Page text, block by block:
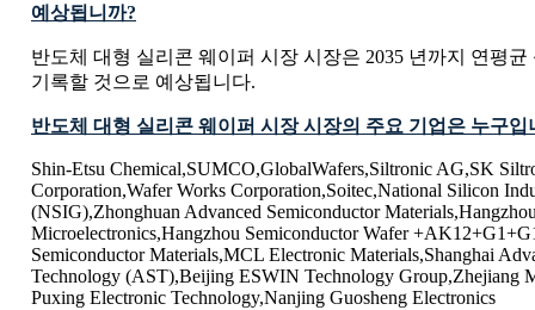
예상됩니까?
반도체 대형 실리콘 웨이퍼 시장 시장은 2035 년까지 연평균
기록할 것으로 예상됩니다.
반도체 대형 실리콘 웨이퍼 시장 시장의 주요 기업은 누구입
Shin-Etsu Chemical,SUMCO,GlobalWafers,Siltronic AG,SK
Corporation,Wafer Works Corporation,Soitec,National Silicon
(NSIG),Zhonghuan Advanced Semiconductor
Microelectronics,Hangzhou Semiconductor Wafer
Semiconductor Materials,MCL Electronic Materials,Shanghai
Technology (AST),Beijing ESWIN Technology Group,Zhejiang
Puxing Electronic Technology,Nanjing Guosheng Electronics